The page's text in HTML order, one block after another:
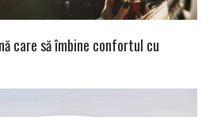
care să îmbine confortul cu